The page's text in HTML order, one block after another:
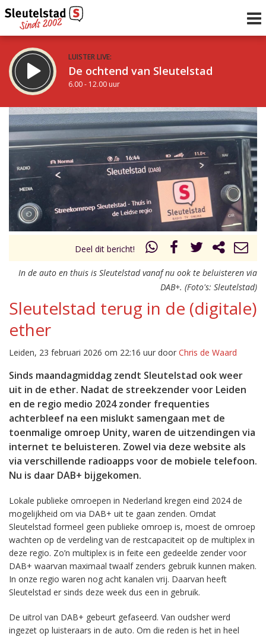
LUISTER LIVE:
De ochtend van Sleutelstad
6.00 - 12.00 uur
STRAKS:
De middag van Sleutelstad
12.00 - 17.00 uur
Vorig uur
uur 1 van 0 Volgend uur
Deel dit bericht!
In de auto en thuis is Sleutelstad vanaf nu ook te beluisteren via
DAB+. (Foto's: Sleutelstad)
Sleutelstad terug in de (digitale)
ether
Leiden, 23 februari 2026 om 22:16 uur door Chris de Waard
Sinds maandagmiddag zendt Sleutelstad ook weer
uit in de ether. Nadat de streekzender voor Leiden
en de regio medio 2024 zonder frequenties
achterbleef na een mislukt samengaan met de
toenmalige omroep Unity, waren de uitzendingen via
internet te beluisteren. Zowel via deze website als
via verschillende radioapps voor de mobiele telefoon.
Nu is daar DAB+ bijgekomen.
Lokale publieke omroepen in Nederland kregen eind 2024 de
mogelijkheid om via DAB+ uit te gaan zenden. Omdat
Sleutelstad formeel geen publieke omroep is, moest de omroep
wachten op de verdeling van de restcapaciteit op de multiplex in
deze regio. Zo’n multiplex is in feite een gedeelde zender voor
DAB+ waarvan maximaal twaalf zenders gebruik kunnen maken.
In onze regio waren nog acht kanalen vrij. Daarvan heeft
Sleutelstad er sinds deze week dus een in gebruik.
De uitrol van DAB+ gebeurt gefaseerd. Van oudsher werd
ingezet op luisteraars in de auto. Om die reden is het in heel